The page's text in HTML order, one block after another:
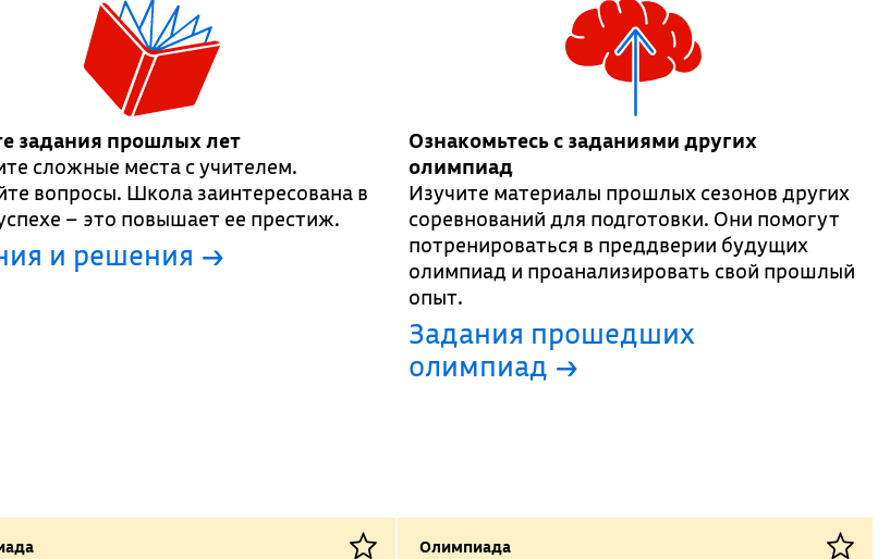
задания прошлых лет
сложные места с учителем.
вопросы. Школа заинтересована в
– это повышает ее престиж.
и решения →
Ознакомьтесь с заданиями других
олимпиад
Изучите материалы прошлых сезонов других
соревнований для подготовки. Они помогут
потренироваться в преддверии будущих
олимпиад и проанализировать свой прошлый
опыт.
Задания прошедших
олимпиад →
Олимпиада